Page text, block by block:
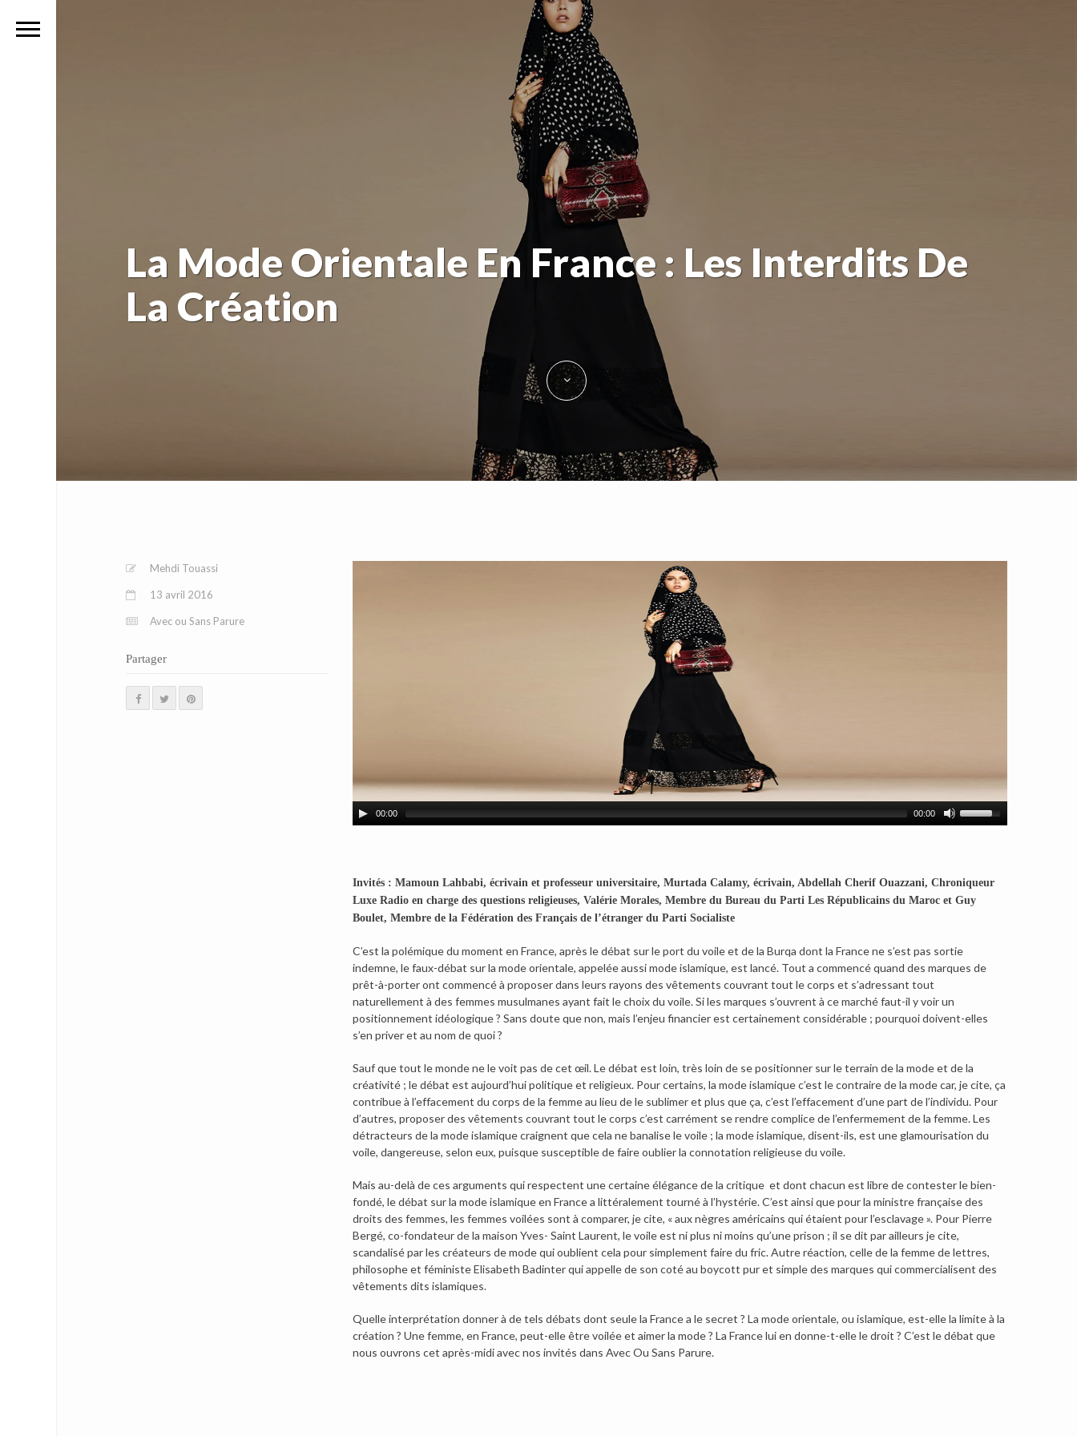
La Mode Orientale En France : Les Interdits De
La Création
Mehdi Touassi
13 avril 2016
Avec ou Sans Parure
Partager
00:00 00:00
Invités : Mamoun Lahbabi, écrivain et professeur universitaire, Murtada Calamy, écrivain, Abdellah Cherif Ouazzani, Chroniqueur
Luxe Radio en charge des questions religieuses, Valérie Morales, Membre du Bureau du Parti Les Républicains du Maroc et Guy
Boulet, Membre de la Fédération des Français de l’étranger du Parti Socialiste
C’est la polémique du moment en France, après le débat sur le port du voile et de la Burqa dont la France ne s’est pas sortie
indemne, le faux-débat sur la mode orientale, appelée aussi mode islamique, est lancé. Tout a commencé quand des marques de
prêt-à-porter ont commencé à proposer dans leurs rayons des vêtements couvrant tout le corps et s’adressant tout
naturellement à des femmes musulmanes ayant fait le choix du voile. Si les marques s’ouvrent à ce marché faut-il y voir un
positionnement idéologique ? Sans doute que non, mais l’enjeu financier est certainement considérable ; pourquoi doivent-elles
s’en priver et au nom de quoi ?
Sauf que tout le monde ne le voit pas de cet œil. Le débat est loin, très loin de se positionner sur le terrain de la mode et de la
créativité ; le débat est aujourd’hui politique et religieux. Pour certains, la mode islamique c’est le contraire de la mode car, je cite, ça
contribue à l’effacement du corps de la femme au lieu de le sublimer et plus que ça, c’est l’effacement d’une part de l’individu. Pour
d’autres, proposer des vêtements couvrant tout le corps c’est carrément se rendre complice de l’enfermement de la femme. Les
détracteurs de la mode islamique craignent que cela ne banalise le voile ; la mode islamique, disent-ils, est une glamourisation du
voile, dangereuse, selon eux, puisque susceptible de faire oublier la connotation religieuse du voile.
Mais au-delà de ces arguments qui respectent une certaine élégance de la critique et dont chacun est libre de contester le bien-
fondé, le débat sur la mode islamique en France a littéralement tourné à l’hystérie. C’est ainsi que pour la ministre française des
droits des femmes, les femmes voilées sont à comparer, je cite, « aux nègres américains qui étaient pour l’esclavage ». Pour Pierre
Bergé, co-fondateur de la maison Yves- Saint Laurent, le voile est ni plus ni moins qu’une prison ; il se dit par ailleurs je cite,
scandalisé par les créateurs de mode qui oublient cela pour simplement faire du fric. Autre réaction, celle de la femme de lettres,
philosophe et féministe Elisabeth Badinter qui appelle de son coté au boycott pur et simple des marques qui commercialisent des
vêtements dits islamiques.
Quelle interprétation donner à de tels débats dont seule la France a le secret ? La mode orientale, ou islamique, est-elle la limite à la
création ? Une femme, en France, peut-elle être voilée et aimer la mode ? La France lui en donne-t-elle le droit ? C’est le débat que
nous ouvrons cet après-midi avec nos invités dans Avec Ou Sans Parure.